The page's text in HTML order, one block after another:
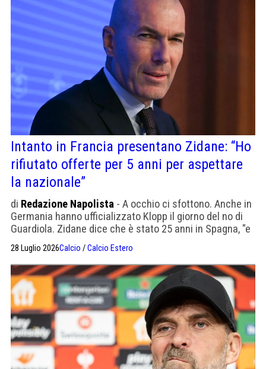
Intanto in Francia presentano Zidane: “Ho
rifiutato offerte per 5 anni per aspettare
la nazionale”
di Redazione Napolista - A occhio ci sfottono. Anche in
Germania hanno ufficializzato Klopp il giorno del no di
Guardiola. Zidane dice che è stato 25 anni in Spagna, "e
28 Luglio 2026Calcio /Calcio Estero